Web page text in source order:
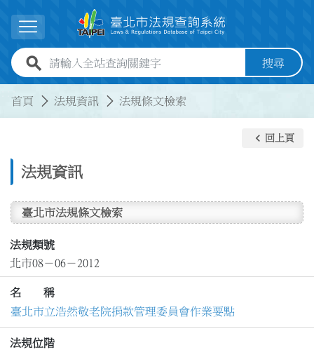
展開選單
全站查詢關鍵字欄位 搜尋
首頁 法規資訊 法規條文檢索
法規資訊
keyboard_arrow_left 回上頁
臺北市法規條文檢索
法規類號
北市08－06－2012
名 稱
臺北市立浩然敬老院捐款管理委員會作業要點
法規位階